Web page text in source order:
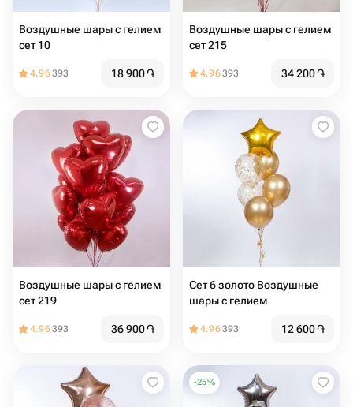
Воздушные шары с гелием
сет 10
4.96393 18 900֏
Воздушные шары с гелием
сет 215
4.96393 34 200֏
Воздушные шары с гелием
сет 219
4.96393 36 900֏
Сет 6 золото Воздушные
шары с гелием
4.96393 12 600֏
-25%